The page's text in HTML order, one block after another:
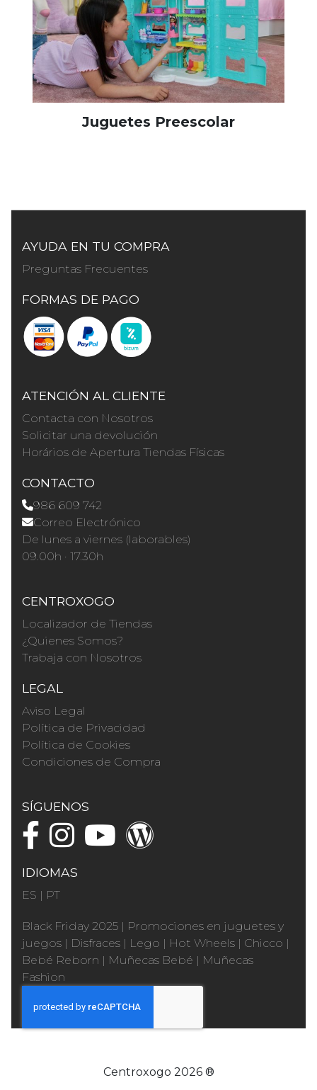
Juguetes Preescolar
AYUDA EN TU COMPRA
Preguntas Frecuentes
FORMAS DE PAGO
ATENCIÓN AL CLIENTE
Contacta con Nosotros
Solicitar una devolución
Horários de Apertura Tiendas Físicas
CONTACTO
986 609 742
Correo Electrónico
De lunes a viernes (laborables)
09.00h · 17.30h
CENTROXOGO
Localizador de Tiendas
¿Quienes Somos?
Trabaja con Nosotros
LEGAL
Aviso Legal
Política de Privacidad
Política de Cookies
Condiciones de Compra
SÍGUENOS
IDIOMAS
ES | PT
Black Friday 2025 | Promociones en juguetes y
juegos | Disfraces | Lego | Hot Wheels | Chicco |
Bebé Reborn | Muñecas Bebé | Muñecas
Fashion
Centroxogo 2026 ®